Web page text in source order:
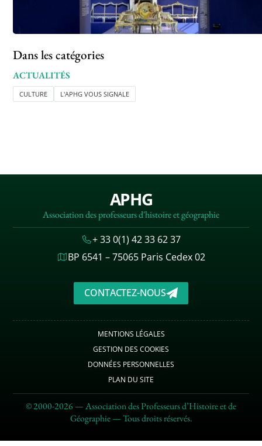
Dans les catégories
ACTUALITÉS
CULTURE L'APHG VOUS SIGNALE
APHG
Association des professeurs d'histoire et géographie
+ 33 0(1) 42 33 62 37
BP 6541 – 75065 Paris Cedex 02
CONTACTEZ-NOUS
MENTIONS LÉGALES
GESTION DES COOKIES
DONNÉES PERSONNELLES
PLAN DU SITE
© 2000-2026 — Association des Professeurs d’Histoire et de
Géographie — Tous droits réservés.